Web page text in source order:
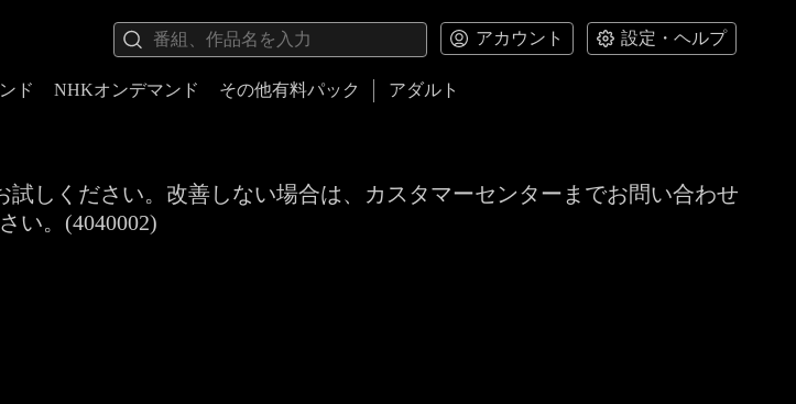
アカウント 設定・ヘルプ
ド NHKオンデマンド その他有料パック アダルト
しください。改善しない場合は、カスタマーセンターまでお問い合わせ
い。(4040002)